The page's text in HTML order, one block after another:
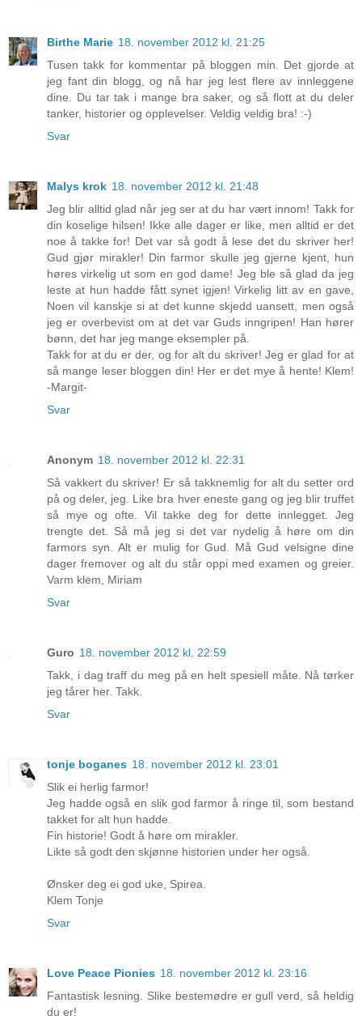
Birthe Marie 18. november 2012 kl. 21:25
Tusen takk for kommentar på bloggen min. Det gjorde at
jeg fant din blogg, og nå har jeg lest flere av innleggene
dine. Du tar tak i mange bra saker, og så flott at du deler
tanker, historier og opplevelser. Veldig veldig bra! :-)
Svar
Malys krok 18. november 2012 kl. 21:48
Jeg blir alltid glad når jeg ser at du har vært innom! Takk for
din koselige hilsen! Ikke alle dager er like, men alltid er det
noe å takke for! Det var så godt å lese det du skriver her!
Gud gjør mirakler! Din farmor skulle jeg gjerne kjent, hun
høres virkelig ut som en god dame! Jeg ble så glad da jeg
leste at hun hadde fått synet igjen! Virkelig litt av en gave,
Noen vil kanskje si at det kunne skjedd uansett, men også
jeg er overbevist om at det var Guds inngripen! Han hører
bønn, det har jeg mange eksempler på.
Takk for at du er der, og for alt du skriver! Jeg er glad for at
så mange leser bloggen din! Her er det mye å hente! Klem!
-Margit-
Svar
Anonym 18. november 2012 kl. 22:31
Så vakkert du skriver! Er så takknemlig for alt du setter ord
på og deler, jeg. Like bra hver eneste gang og jeg blir truffet
så mye og ofte. Vil takke deg for dette innlegget. Jeg
trengte det. Så må jeg si det var nydelig å høre om din
farmors syn. Alt er mulig for Gud. Må Gud velsigne dine
dager fremover og alt du står oppi med examen og greier.
Varm klem, Miriam
Svar
Guro 18. november 2012 kl. 22:59
Takk, i dag traff du meg på en helt spesiell måte. Nå tørker
jeg tårer her. Takk.
Svar
tonje boganes 18. november 2012 kl. 23:01
Slik ei herlig farmor!
Jeg hadde også en slik god farmor å ringe til, som bestand
takket for alt hun hadde.
Fin historie! Godt å høre om mirakler.
Likte så godt den skjønne historien under her også.
Ønsker deg ei god uke, Spirea.
Klem Tonje
Svar
Love Peace Pionies 18. november 2012 kl. 23:16
Fantastisk lesning. Slike bestemødre er gull verd, så heldig
du er!